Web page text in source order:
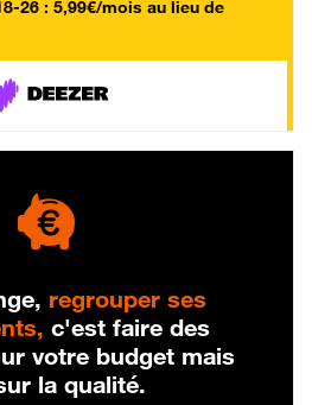
26 : 5,99€/mois au lieu de
regrouper ses
c'est faire des
votre budget mais
la qualité.